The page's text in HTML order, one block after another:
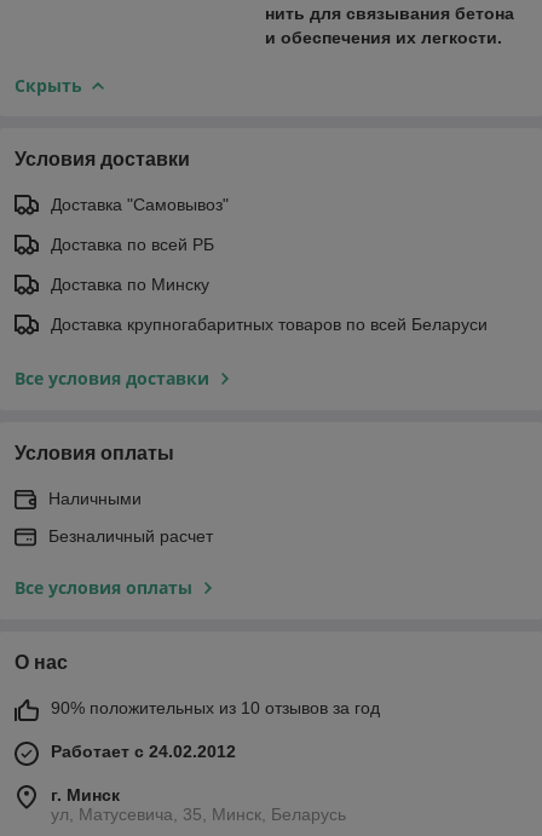
нить для связывания бетона
и обеспечения их легкости.
Скрыть
Условия доставки
Доставка "Самовывоз"
Доставка по всей РБ
Доставка по Минску
Доставка крупногабаритных товаров по всей Беларуси
Все условия доставки
Условия оплаты
Наличными
Безналичный расчет
Все условия оплаты
О нас
90% положительных из 10 отзывов за год
Работает с 24.02.2012
г. Минск
ул, Матусевича, 35, Минск, Беларусь